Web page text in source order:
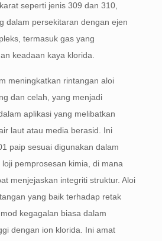
seperti jenis 309 dan 310,
dalam persekitaran dengan ejen
termasuk gas yang
keadaan kaya klorida.
meningkatkan rintangan aloi
dan celah, yang menjadi
aplikasi yang melibatkan
laut atau media berasid. Ini
paip sesuai digunakan dalam
pemprosesan kimia, di mana
menjejaskan integriti struktur. Aloi
yang baik terhadap retak
kegagalan biasa dalam
dengan ion klorida. Ini amat